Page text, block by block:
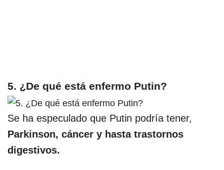
5. ¿De qué está enfermo Putin?
Se ha especulado que Putin podría tener,
Parkinson, cáncer y hasta trastornos
digestivos.